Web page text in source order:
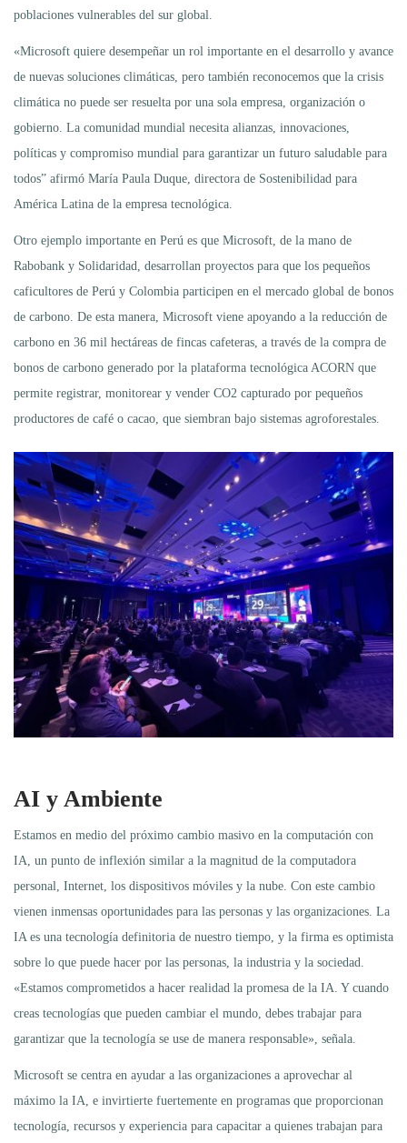
poblaciones vulnerables del sur global.
«Microsoft quiere desempeñar un rol importante en el desarrollo y avance
de nuevas soluciones climáticas, pero también reconocemos que la crisis
climática no puede ser resuelta por una sola empresa, organización o
gobierno. La comunidad mundial necesita alianzas, innovaciones,
políticas y compromiso mundial para garantizar un futuro saludable para
todos” afirmó María Paula Duque, directora de Sostenibilidad para
América Latina de la empresa tecnológica.
Otro ejemplo importante en Perú es que Microsoft, de la mano de
Rabobank y Solidaridad, desarrollan proyectos para que los pequeños
caficultores de Perú y Colombia participen en el mercado global de bonos
de carbono. De esta manera, Microsoft viene apoyando a la reducción de
carbono en 36 mil hectáreas de fincas cafeteras, a través de la compra de
bonos de carbono generado por la plataforma tecnológica ACORN que
permite registrar, monitorear y vender CO2 capturado por pequeños
productores de café o cacao, que siembran bajo sistemas agroforestales.
AI y Ambiente
Estamos en medio del próximo cambio masivo en la computación con
IA, un punto de inflexión similar a la magnitud de la computadora
personal, Internet, los dispositivos móviles y la nube. Con este cambio
vienen inmensas oportunidades para las personas y las organizaciones. La
IA es una tecnología definitoria de nuestro tiempo, y la firma es optimista
sobre lo que puede hacer por las personas, la industria y la sociedad.
«Estamos comprometidos a hacer realidad la promesa de la IA. Y cuando
creas tecnologías que pueden cambiar el mundo, debes trabajar para
garantizar que la tecnología se use de manera responsable», señala.
Microsoft se centra en ayudar a las organizaciones a aprovechar al
máximo la IA, e invirtierte fuertemente en programas que proporcionan
tecnología, recursos y experiencia para capacitar a quienes trabajan para